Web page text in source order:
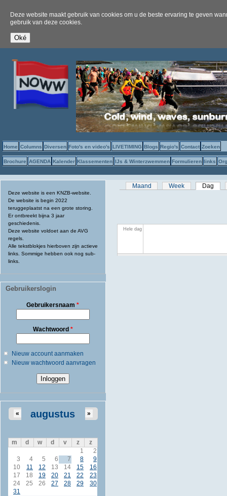
Deze website maakt gebruik van cookies om u de beste ervaring te geven
gebruik van deze cookies.
Home Columns Diversen Foto's en video's LIVETIMING Blogs Regio's Contact Zoeken
Brochure AGENDA Kalender Klassementen IJs & Winterzwemmen Formulieren links
Deze website is een KNZB-website.
De website is begin 2022
teruggeplaatst na een grote storing.
Er ontbreekt bijna 3 jaar
geschiedenis.
Deze website voldoet aan de AVG
regels.
Alle tekstblokjes hierboven zijn actieve
links. Sommige hebben ook nog sub-
links.
Gebruikerslogin
Gebruikersnaam*
Wachtwoord *
Nieuw account aanmaken
Nieuw wachtwoord aanvragen
augustus
« »
m d w d v z
z
1
2
3
4 5 6 7 8
9
10
11 12 13 14 15
16
17
18 19 20 21 22
23
24
25 26 27 28 29
30
31
Primaire tabs
Maand Week Dag
Hele dag